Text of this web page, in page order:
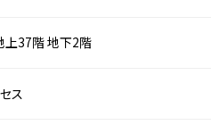
上37階地下2階
ス